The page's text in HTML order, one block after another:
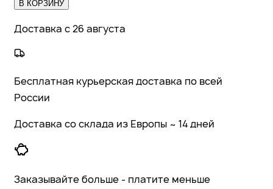
В КОРЗИНУ
Доставка с 26 августа
Бесплатная курьерская доставка по всей
России
Доставка со склада из Европы ~ 14 дней
Заказывайте больше - платите меньше